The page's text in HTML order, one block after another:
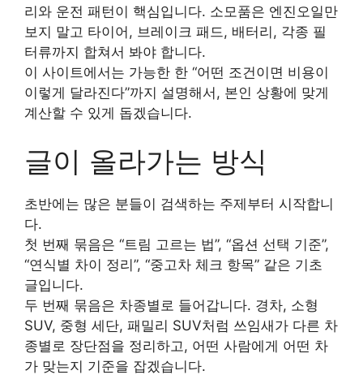
리와 운전 패턴이 핵심입니다. 소모품은 엔진오일만
보지 말고 타이어, 브레이크 패드, 배터리, 각종 필
터류까지 합쳐서 봐야 합니다.
이 사이트에서는 가능한 한 “어떤 조건이면 비용이
이렇게 달라진다”까지 설명해서, 본인 상황에 맞게
계산할 수 있게 돕겠습니다.
글이 올라가는 방식
초반에는 많은 분들이 검색하는 주제부터 시작합니
다.
첫 번째 묶음은 “트림 고르는 법”, “옵션 선택 기준”,
“연식별 차이 정리”, “중고차 체크 항목” 같은 기초
글입니다.
두 번째 묶음은 차종별로 들어갑니다. 경차, 소형
SUV, 중형 세단, 패밀리 SUV처럼 쓰임새가 다른 차
종별로 장단점을 정리하고, 어떤 사람에게 어떤 차
가 맞는지 기준을 잡겠습니다.